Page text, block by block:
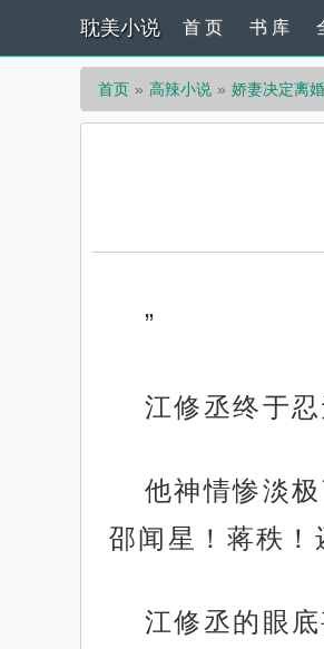
耽美小说 首 页 书 库
首页 高辣小说 娇妻决定离
”
江修丞终于
他神情惨淡
邵闻星！蒋秩！
江修丞的眼